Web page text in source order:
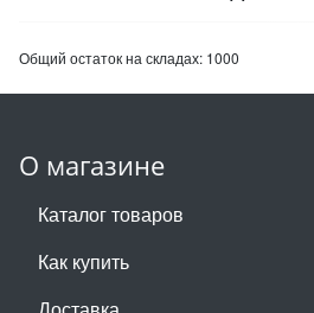
Общий остаток на складах: 1000
О магазине
Каталог товаров
Как купить